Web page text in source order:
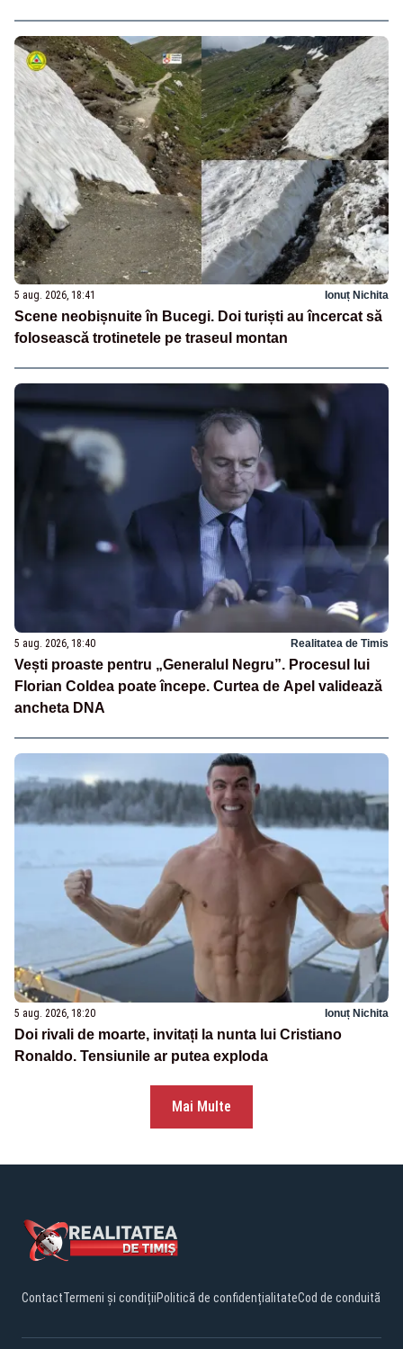
5 aug. 2026, 18:41 Ionuț Nichita
Scene neobișnuite în Bucegi. Doi turiști au încercat să
folosească trotinetele pe traseul montan
5 aug. 2026, 18:40 Realitatea de Timis
Vești proaste pentru „Generalul Negru”. Procesul lui
Florian Coldea poate începe. Curtea de Apel validează
ancheta DNA
5 aug. 2026, 18:20 Ionuț Nichita
Doi rivali de moarte, invitați la nunta lui Cristiano
Ronaldo. Tensiunile ar putea exploda
Mai Multe
ContactTermeni și condițiiPolitică de confidențialitateCod de conduită